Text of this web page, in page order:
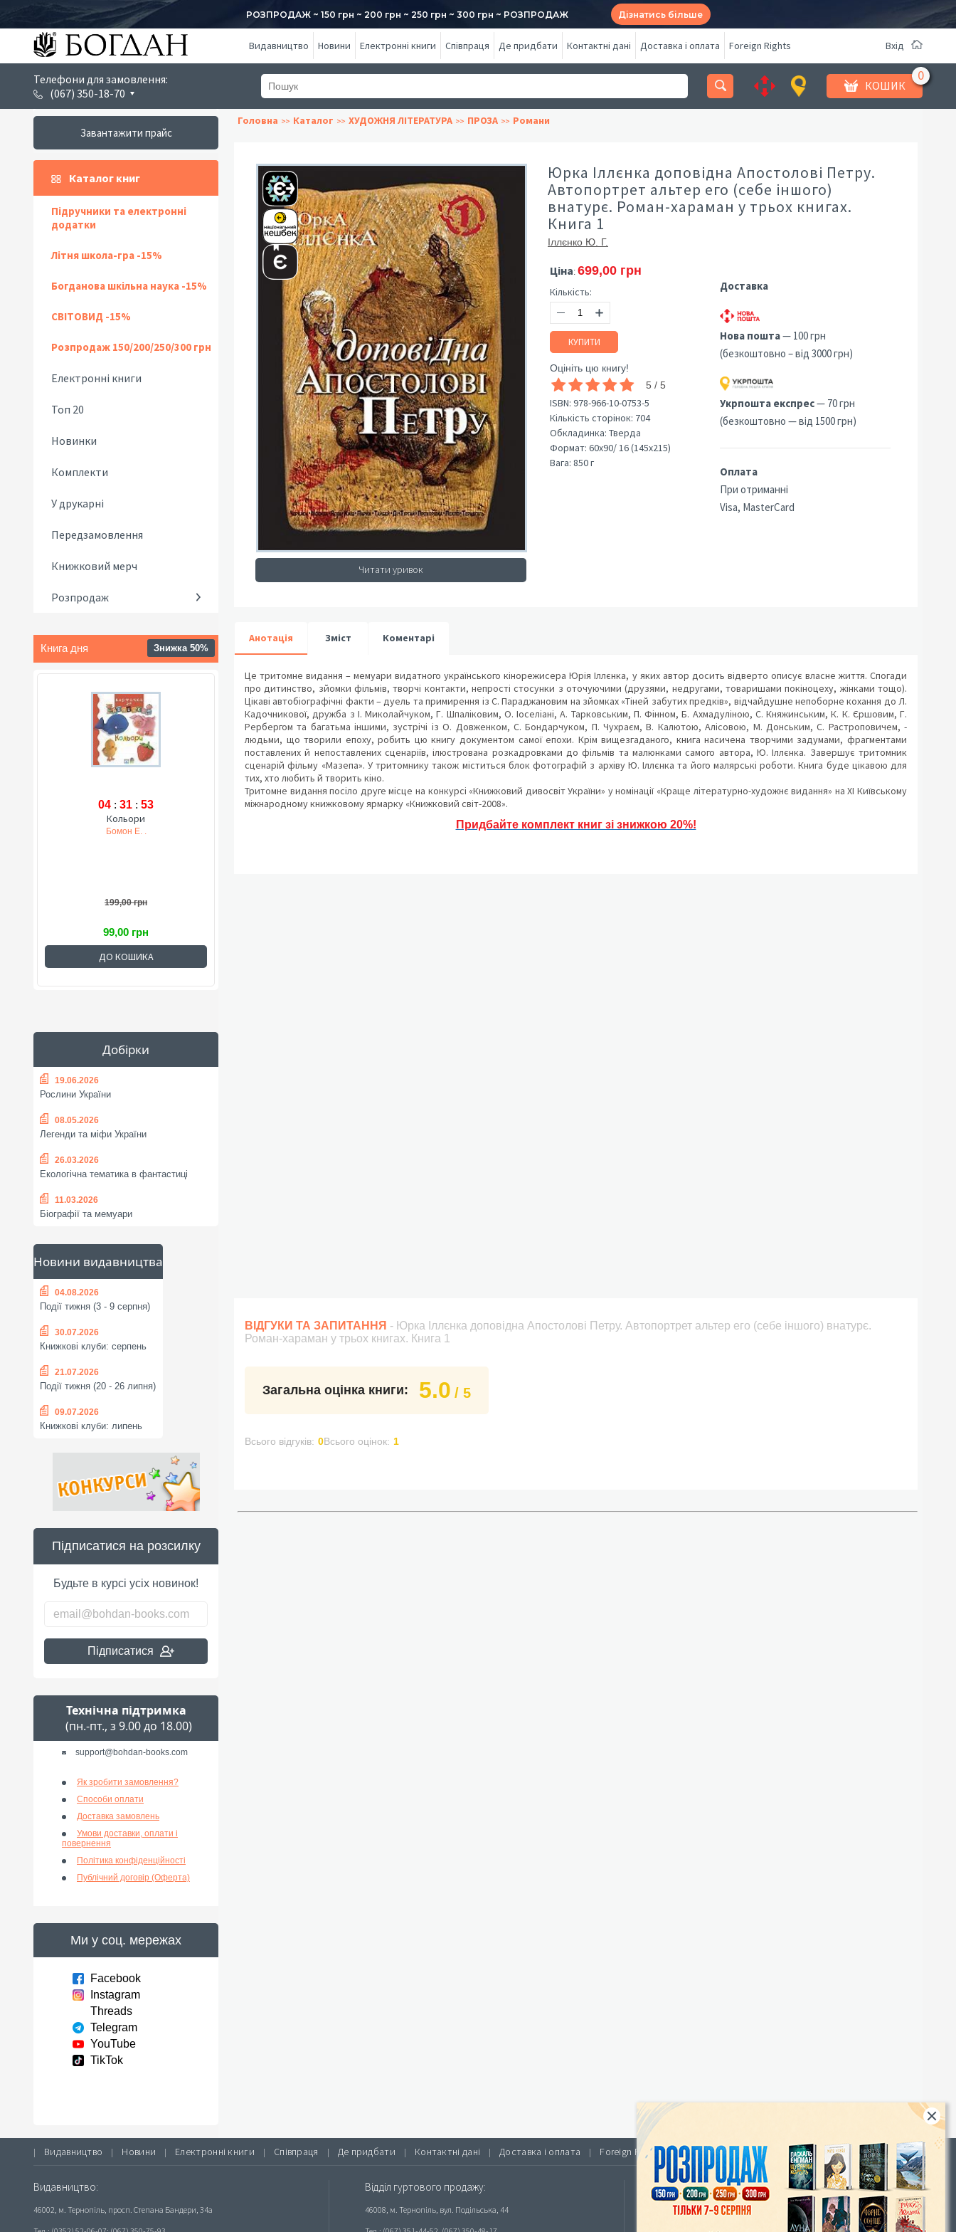
РОЗПРОДАЖ ~ 150 грн ~ 200 грн ~ 250 грн ~ 300 грн ~ РОЗПРОДАЖ Дізнатись більше
Видавництво Новини Електронні книги Співпраця Де придбати Контактні дані Доставка і оплата Foreign Rights Вхід
Телефони для замовлення:
(067) 350-18-70
КОШИК
Завантажити прайс
Каталог книг
Підручники та електронні
додатки
Літня школа-гра -15%
Богданова шкільна наука -15%
СВІТОВИД -15%
Розпродаж 150/200/250/300 грн
Електронні книги
Топ 20
Новинки
Комплекти
У друкарні
Передзамовлення
Книжковий мерч
Розпродаж
Книга дня Знижка 50%
04 : 31 : 52
Кольори
Бомон Е. .
199,00 грн
99,00 грн
ДО КОШИКА
Добірки
19.06.2026
Рослини України
08.05.2026
Легенди та міфи України
26.03.2026
Екологічна тематика в фантастиці
11.03.2026
Біографії та мемуари
Новини видавництва
04.08.2026
Події тижня (3 - 9 серпня)
30.07.2026
Книжкові клуби: серпень
21.07.2026
Події тижня (20 - 26 липня)
09.07.2026
Книжкові клуби: липень
Підписатися на розсилку
Будьте в курсі усіх новинок!
Підписатися
Технічна підтримка
(пн.-пт., з 9.00 до 18.00)
support@bohdan-books.com
Як зробити замовлення?
Способи оплати
Доставка замовлень
Умови доставки, оплати і
повернення
Політика конфіденційності
Публічний договір (Оферта)
Ми у соц. мережах
Facebook
Instagram
Threads
Telegram
YouTube
TikTok
Головна Каталог ХУДОЖНЯ ЛІТЕРАТУРА ПРОЗА Романи
Читати уривок
Юрка Іллєнка доповідна Апостолові Петру.
Автопортрет альтер его (себе іншого)
внатурє. Роман-хараман у трьох книгах.
Книга 1
Іллєнко Ю. Г.
Ціна: 699,00 грн
Кількість:
КУПИТИ
Оцініть цю книгу!
5 / 5
ISBN: 978-966-10-0753-5
Кількість сторінок: 704
Обкладинка: Тверда
Формат: 60х90/ 16 (145х215)
Вага: 850 г
Доставка
Нова пошта— 100 грн
(безкоштовно – від 3000 грн)
Укрпошта експрес— 70 грн
(безкоштовно — від 1500 грн)
Оплата
При отриманні
Visa, MasterCard
Анотація Зміст Коментарі
Це тритомне видання – мемуари видатного українського кінорежисера Юрія Іллєнка, у яких автор досить відверто описує власне життя. Спогади
про дитинство, зйомки фільмів, творчі контакти, непрості стосунки з оточуючими (друзями, недругами, товаришами покіноцеху, жінками тощо).
Цікаві автобіографічні факти – дуель та примирення із С. Параджановим на зйомках «Тіней забутих предків», відчайдушне непоборне кохання до Л.
Кадочникової, дружба з І. Миколайчуком, Г. Шпаліковим, О. Іоселіані, А. Тарковським, П. Фінном, Б. Ахмадуліною, С. Княжинським, К. К. Єршовим, Г.
Рербергом та багатьма іншими, зустрічі із О. Довженком, С. Бондарчуком, П. Чухраєм, В. Калютою, Алісовою, М. Донським, С. Растроповичем, -
людьми, що творили епоху, робить цю книгу документом самої епохи. Крім вищезгаданого, книга насичена творчими задумами, фрагментами
поставлених й непоставлених сценаріїв, ілюстрована розкадровками до фільмів та малюнками самого автора, Ю. Іллєнка. Завершує тритомник
сценарій фільму «Мазепа». У тритомнику також міститься блок фотографій з архіву Ю. Іллєнка та його малярські роботи. Книга буде цікавою для
тих, хто любить й творить кіно.
Тритомне видання посіло друге місце на конкурсі «Книжковий дивосвіт України» у номінації «Краще літературно-художнє видання» на ХІ Київському
міжнародному книжковому ярмарку «Книжковий світ-2008».
Придбайте комплект книг зі знижкою 20%!
ВІДГУКИ ТА ЗАПИТАННЯ - Юрка Іллєнка доповідна Апостолові Петру. Автопортрет альтер его (себе іншого) внатурє.
Роман-хараман у трьох книгах. Книга 1
Загальна оцінка книги: 5.0 / 5
Всього відгуків: 0Всього оцінок: 1
| Видавництво | Новини | Електронні книги | Співпраця | Де придбати | Контактні дані | Доставка і оплата | Foreign Rights |
Видавництво:
46002, м. Тернопіль, просп. Степана Бандери, 34а
Відділ гуртового продажу:
46008, м. Тернопіль, вул. Подільська, 44
Інтернет-магазин «Видавництво Богдан»:
46018, м. Тернопіль, А/С 529